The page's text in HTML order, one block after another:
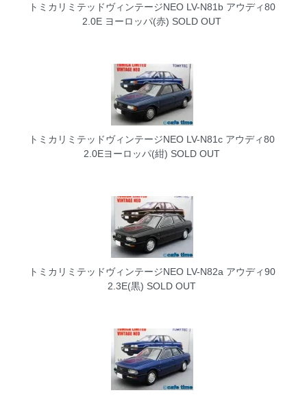
トミカリミテッドヴィンテージNEO LV-N81b アウディ80
2.0E ヨーロッパ(赤) SOLD OUT
トミカリミテッドヴィンテージNEO LV-N81c アウディ80
2.0Eヨーロッパ(紺) SOLD OUT
トミカリミテッドヴィンテージNEO LV-N82a アウディ90
2.3E(黒) SOLD OUT